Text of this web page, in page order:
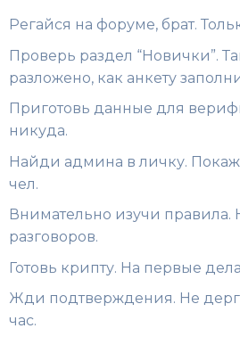
Регайся на форуме, брат.
Проверь раздел “Новички”.
разложено, как анкету
Приготовь данные для
никуда.
Найди админа в личку.
чел.
Внимательно изучи правила.
разговоров.
Готовь крипту. На первые
Жди подтверждения. Не
час.